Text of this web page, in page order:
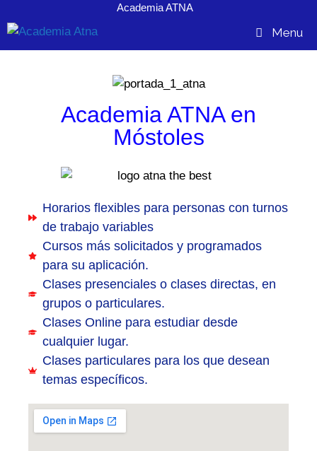
Academia ATNA
Menu
Academia ATNA en
Móstoles
Horarios flexibles para personas con turnos
de trabajo variables
Cursos más solicitados y programados
para su aplicación.
Clases presenciales o clases directas, en
grupos o particulares.
Clases Online para estudiar desde
cualquier lugar.
Clases particulares para los que desean
temas específicos.